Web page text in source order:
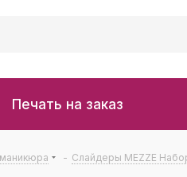
Печать на заказ
- Слайдеры MEZZE